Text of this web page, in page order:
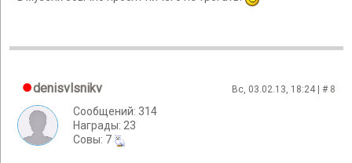
denisvlsnikv Вс, 03.02.13, 18:24 | # 8
Сообщений: 314
Награды: 23
Cовы: 7